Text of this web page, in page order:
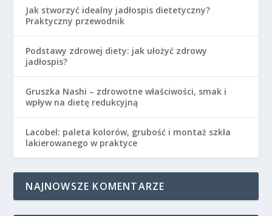
Jak stworzyć idealny jadłospis dietetyczny?
Praktyczny przewodnik
Podstawy zdrowej diety: jak ułożyć zdrowy
jadłospis?
Gruszka Nashi – zdrowotne właściwości, smak i
wpływ na dietę redukcyjną
Lacobel: paleta kolorów, grubość i montaż szkła
lakierowanego w praktyce
NAJNOWSZE KOMENTARZE